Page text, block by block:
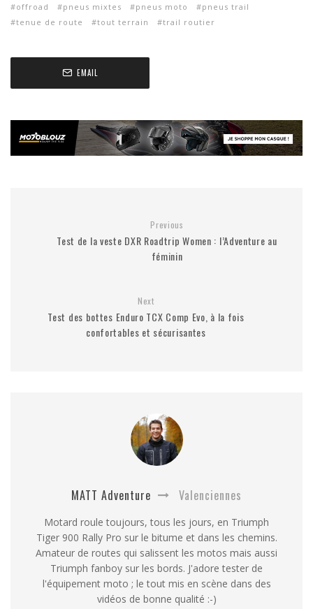
offroad
pneus mixtes pneus moto
pneus trail
tenue de route
tout terrain trail routier
EMAIL
Previous
Test de la veste DXR Roadtrip Women : l’Adventure au
féminin
Next
Test des bottes Enduro TCX Comp Evo, à la fois
confortables et sécurisantes
MATT Adventure Valenciennes
Motard roule toujours, tous les jours, en Triumph
Tiger 900 Rally Pro sur le bitume et dans les chemins.
Amateur de routes qui salissent les motos mais aussi
Triumph fanboy sur les bords. J'adore tester de
l'équipement moto ; le tout mis en scène dans des
vidéos de bonne qualité :-)